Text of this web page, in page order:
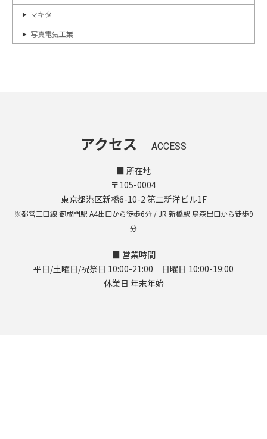
マキタ
写真電気工業
アクセス ACCESS
■ 所在地
〒105-0004
東京都港区新橋6-10-2 第二新洋ビル1F
※都営三田線 御成門駅 A4出口から徒歩6分 / JR 新橋駅 烏森出口から徒歩9
分
■ 営業時間
平日/土曜日/祝祭日 10:00-21:00 日曜日 10:00-19:00
休業日 年末年始